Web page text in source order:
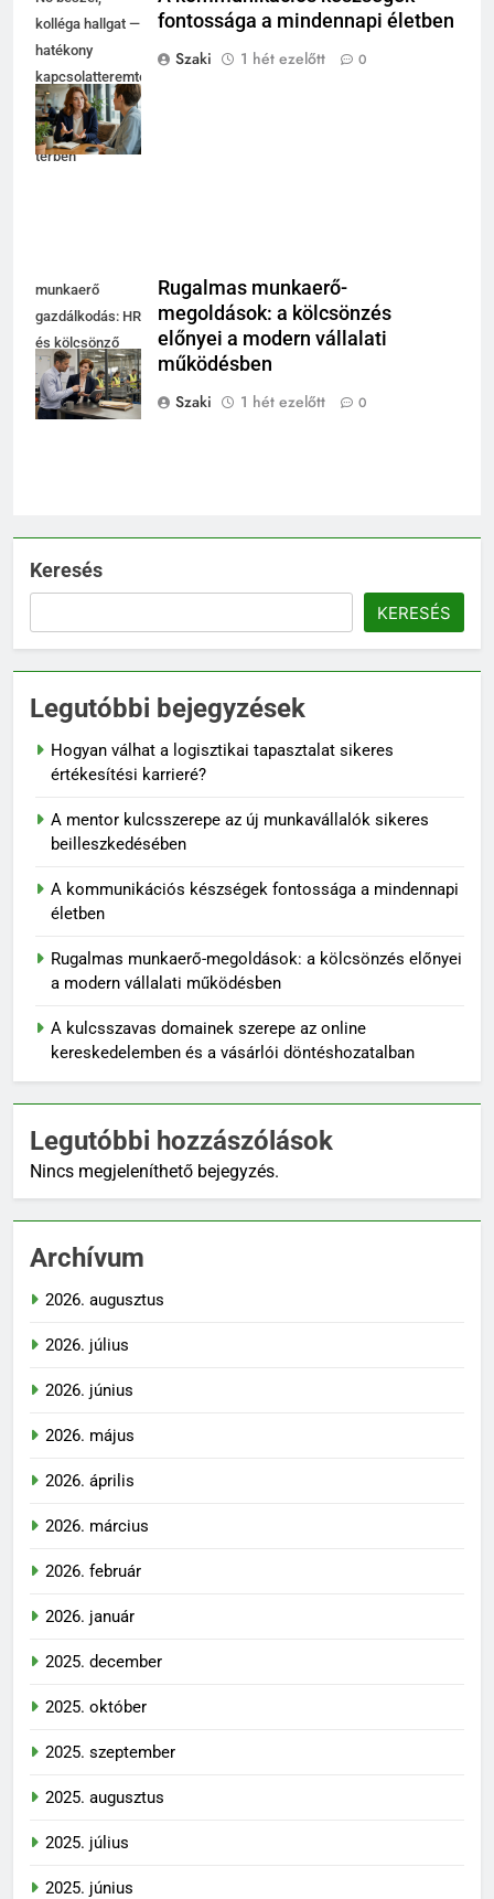
kolléga hallgat —
hatékony
kapcsolatteremtés
fényes
coworking
térben
fontossága a mindennapi életben
Szaki
1 hét ezelőtt 0
munkaerő
gazdálkodás: HR
és kölcsönző
egyeztet modern
műhely mellett
Rugalmas munkaerő-
megoldások: a kölcsönzés
előnyei a modern vállalati
működésben
Szaki
1 hét ezelőtt 0
Keresés
KERESÉS
Legutóbbi bejegyzések
Hogyan válhat a logisztikai tapasztalat sikeres
értékesítési karrieré?
A mentor kulcsszerepe az új munkavállalók sikeres
beilleszkedésében
A kommunikációs készségek fontossága a mindennapi
életben
Rugalmas munkaerő-megoldások: a kölcsönzés előnyei
a modern vállalati működésben
A kulcsszavas domainek szerepe az online
kereskedelemben és a vásárlói döntéshozatalban
Legutóbbi hozzászólások
Nincs megjeleníthető bejegyzés.
Archívum
2026. augusztus
2026. július
2026. június
2026. május
2026. április
2026. március
2026. február
2026. január
2025. december
2025. október
2025. szeptember
2025. augusztus
2025. július
2025. június